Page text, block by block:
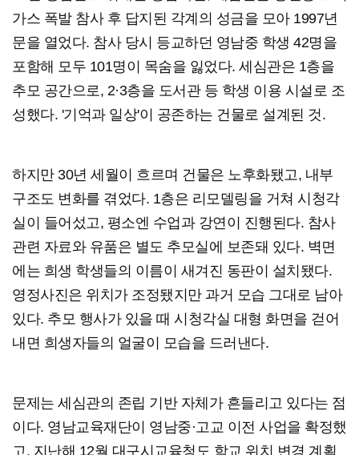
가스 폭발 참사 후 답지된 각계의 성금을 모아 1997년
문을 열었다. 참사 당시 등교하던 영남중 학생 42명을
포함해 모두 101명이 목숨을 잃었다. 세심관은 1층을
추모 공간으로, 2·3층을 도서관 등 학생 이용 시설로 조
성했다. '기억과 일상'이 공존하는 건물로 설계된 것.
하지만 30년 세월이 흐르며 건물은 노후화됐고, 내부
구조도 변화를 겪었다. 1층은 리모델링을 거쳐 시청각
실이 들어섰고, 평소엔 수업과 강연이 진행된다. 참사
관련 자료와 유품은 별도 추모실에 보존돼 있다. 벽면
에는 희생 학생들의 이름이 새겨진 동판이 설치됐다.
영정사진은 위치가 조정됐지만 과거 모습 그대로 남아
있다. 추모 행사가 있을 때 시청각실 대형 화면을 걷어
내면 희생자들의 얼굴이 모습을 드러낸다.
문제는 세심관의 존립 기반 자체가 흔들리고 있다는 점
이다. 영남교육재단이 영남중·고교 이전 사업을 확정했
고, 지난해 12월 대구시교육청도 학교 위치 변경 계획